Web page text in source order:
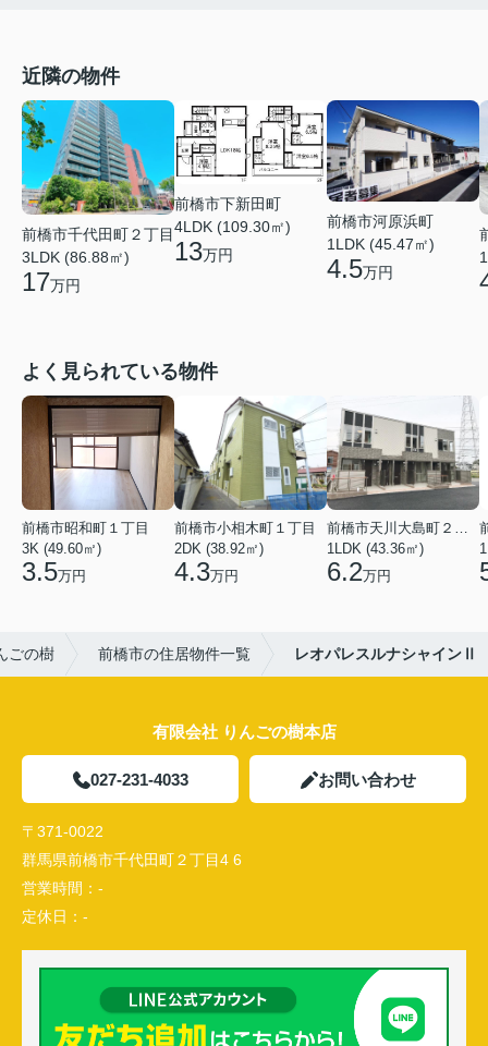
近隣の物件
前橋市千代田町２丁目
3LDK (86.88㎡)
17万円
前橋市下新田町
4LDK (109.30㎡)
13万円
前橋市河原浜町
1LDK (45.47㎡)
4.5万円
よく見られている物件
前橋市昭和町１丁目
3K (49.60㎡)
3.5万円
前橋市小相木町１丁目
2DK (38.92㎡)
4.3万円
前橋市天川大島町２丁目
1LDK (43.36㎡)
6.2万円
ごの樹 前橋市の住居物件一覧 レオパレスルナシャインⅡ
有限会社 りんごの樹本店
027-231-4033 お問い合わせ
〒371-0022
群馬県前橋市千代田町２丁目4 6
営業時間： -
定休日： -